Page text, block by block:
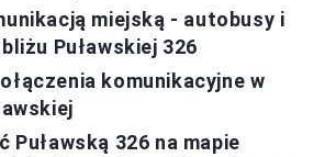
miejską - autobusy i
Puławskiej 326
komunikacyjne w
Puławską 326 na mapie